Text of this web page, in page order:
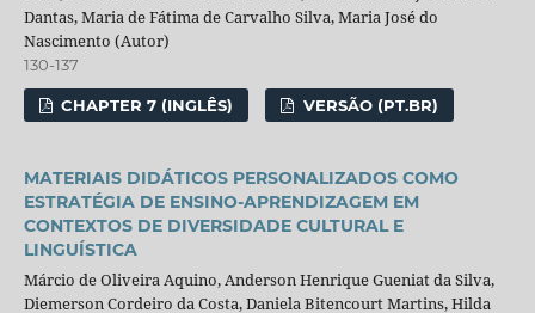
Dantas, Maria de Fátima de Carvalho Silva, Maria José do
Nascimento (Autor)
130-137
CHAPTER 7 (INGLÊS) VERSÃO (PT.BR)
MATERIAIS DIDÁTICOS PERSONALIZADOS COMO
ESTRATÉGIA DE ENSINO-APRENDIZAGEM EM
CONTEXTOS DE DIVERSIDADE CULTURAL E
LINGUÍSTICA
Márcio de Oliveira Aquino, Anderson Henrique Gueniat da Silva,
Diemerson Cordeiro da Costa, Daniela Bitencourt Martins, Hilda